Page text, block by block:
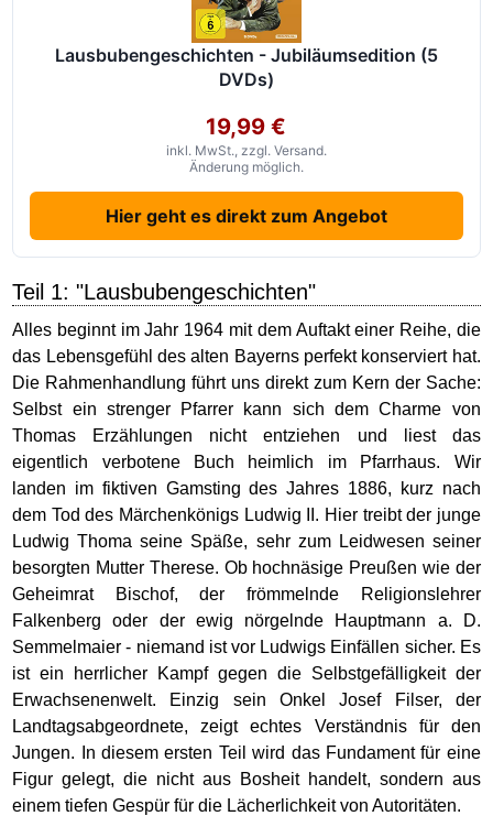
Lausbubengeschichten - Jubiläumsedition (5
DVDs)
19,99 €
inkl. MwSt., zzgl. Versand.
Änderung möglich.
Hier geht es direkt zum Angebot
Teil 1: "Lausbubengeschichten"
Alles beginnt im Jahr 1964 mit dem Auftakt einer Reihe, die
das Lebensgefühl des alten Bayerns perfekt konserviert hat.
Die Rahmenhandlung führt uns direkt zum Kern der Sache:
Selbst ein strenger Pfarrer kann sich dem Charme von
Thomas Erzählungen nicht entziehen und liest das
eigentlich verbotene Buch heimlich im Pfarrhaus. Wir
landen im fiktiven Gamsting des Jahres 1886, kurz nach
dem Tod des Märchenkönigs Ludwig II. Hier treibt der junge
Ludwig Thoma seine Späße, sehr zum Leidwesen seiner
besorgten Mutter Therese. Ob hochnäsige Preußen wie der
Geheimrat Bischof, der frömmelnde Religionslehrer
Falkenberg oder der ewig nörgelnde Hauptmann a. D.
Semmelmaier - niemand ist vor Ludwigs Einfällen sicher. Es
ist ein herrlicher Kampf gegen die Selbstgefälligkeit der
Erwachsenenwelt. Einzig sein Onkel Josef Filser, der
Landtagsabgeordnete, zeigt echtes Verständnis für den
Jungen. In diesem ersten Teil wird das Fundament für eine
Figur gelegt, die nicht aus Bosheit handelt, sondern aus
einem tiefen Gespür für die Lächerlichkeit von Autoritäten.